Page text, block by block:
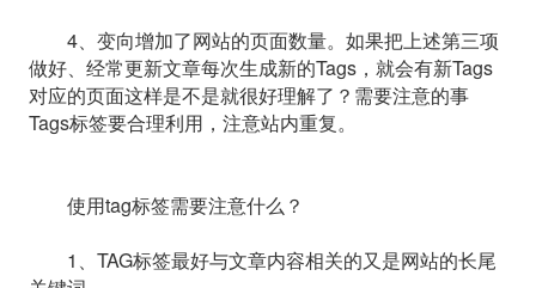
4、变向增加了网站的页面数量。如果把上述第三项
做好、经常更新文章每次生成新的Tags，就会有新Tags
对应的页面这样是不是就很好理解了？需要注意的事
Tags标签要合理利用，注意站内重复。
使用tag标签需要注意什么？
1、TAG标签最好与文章内容相关的又是网站的长尾